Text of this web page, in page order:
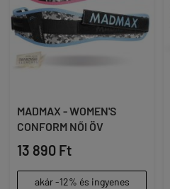
MADMAX - WOMEN'S
CONFORM NŐI ÖV
13 890 Ft
akár -12% és ingyenes